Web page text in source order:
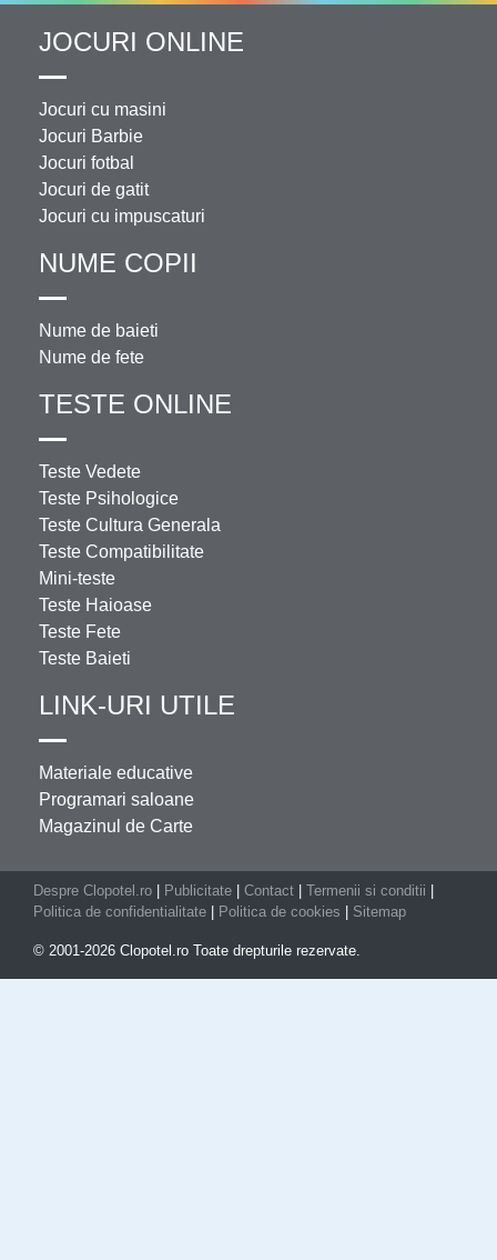
JOCURI ONLINE
Jocuri cu masini
Jocuri Barbie
Jocuri fotbal
Jocuri de gatit
Jocuri cu impuscaturi
NUME COPII
Nume de baieti
Nume de fete
TESTE ONLINE
Teste Vedete
Teste Psihologice
Teste Cultura Generala
Teste Compatibilitate
Mini-teste
Teste Haioase
Teste Fete
Teste Baieti
LINK-URI UTILE
Materiale educative
Programari saloane
Magazinul de Carte
Despre Clopotel.ro Publicitate Contact Termenii si conditii
Politica de confidentialitate
Politica de cookies Sitemap
© 2001-2026 Clopotel.ro Toate drepturile rezervate.